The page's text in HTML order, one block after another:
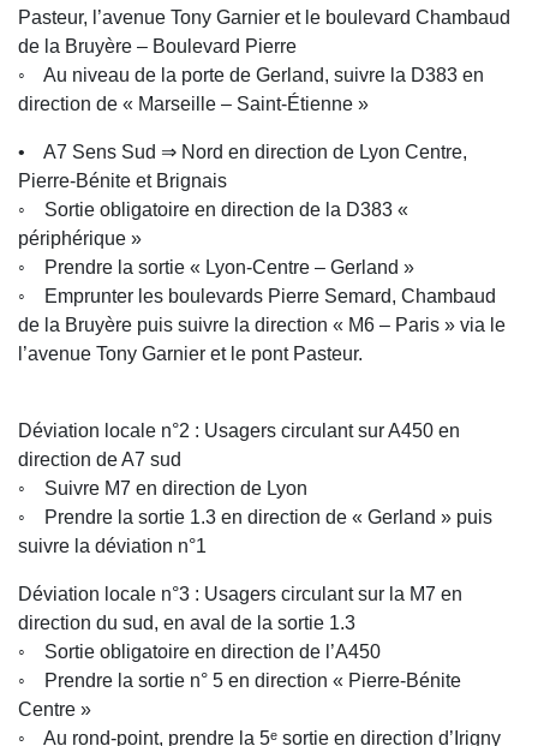
Pasteur, l’avenue Tony Garnier et le boulevard Chambaud
de la Bruyère – Boulevard Pierre
◦ Au niveau de la porte de Gerland, suivre la D383 en
direction de « Marseille – Saint-Étienne »
• A7 Sens Sud ⇒ Nord en direction de Lyon Centre,
Pierre-Bénite et Brignais
◦ Sortie obligatoire en direction de la D383 «
périphérique »
◦ Prendre la sortie « Lyon-Centre – Gerland »
◦ Emprunter les boulevards Pierre Semard, Chambaud
de la Bruyère puis suivre la direction « M6 – Paris » via le
l’avenue Tony Garnier et le pont Pasteur.
Déviation locale n°2 : Usagers circulant sur A450 en
direction de A7 sud
◦ Suivre M7 en direction de Lyon
◦ Prendre la sortie 1.3 en direction de « Gerland » puis
suivre la déviation n°1
Déviation locale n°3 : Usagers circulant sur la M7 en
direction du sud, en aval de la sortie 1.3
◦ Sortie obligatoire en direction de l’A450
◦ Prendre la sortie n° 5 en direction « Pierre-Bénite
Centre »
◦ Au rond-point, prendre la 5ᵉ sortie en direction d’Irigny